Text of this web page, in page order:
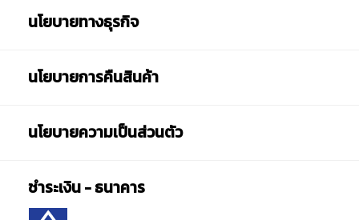
นโยบายทางธุรกิจ
นโยบายการคืนสินค้า
นโยบายความเป็นส่วนตัว
ชำระเงิน - ธนาคาร